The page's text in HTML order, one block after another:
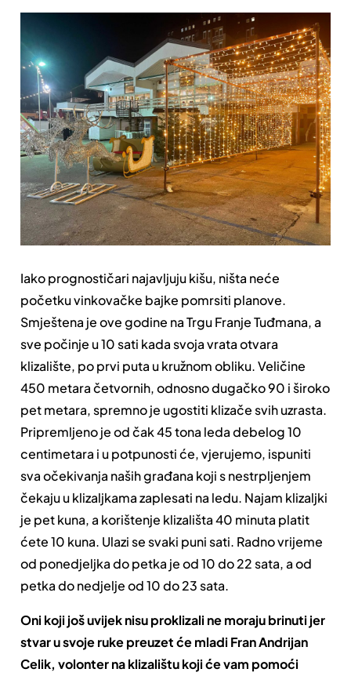
Iako prognostičari najavljuju kišu, ništa neće
početku vinkovačke bajke pomrsiti planove.
Smještena je ove godine na Trgu Franje Tuđmana, a
sve počinje u 10 sati kada svoja vrata otvara
klizalište, po prvi puta u kružnom obliku. Veličine
450 metara četvornih, odnosno dugačko 90 i široko
pet metara, spremno je ugostiti klizače svih uzrasta.
Pripremljeno je od čak 45 tona leda debelog 10
centimetara i u potpunosti će, vjerujemo, ispuniti
sva očekivanja naših građana koji s nestrpljenjem
čekaju u klizaljkama zaplesati na ledu. Najam klizaljki
je pet kuna, a korištenje klizališta 40 minuta platit
ćete 10 kuna. Ulazi se svaki puni sati. Radno vrijeme
od ponedjeljka do petka je od 10 do 22 sata, a od
petka do nedjelje od 10 do 23 sata.
Oni koji još uvijek nisu proklizali ne moraju brinuti jer
stvar u svoje ruke preuzet će mladi Fran Andrijan
Celik, volonter na klizalištu koji će vam pomoći